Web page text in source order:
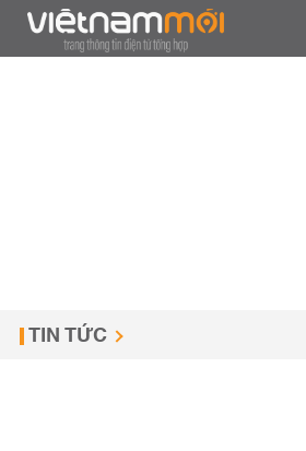
TIN TỨC